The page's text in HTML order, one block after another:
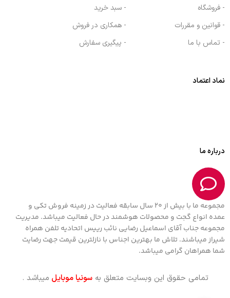
- فروشگاه
- قوانین و مقررات
- تماس با ما
- سبد خرید
- همکاری در فروش
- پیگیری سفارش
نماد اعتماد
درباره ما
مجموعه ما با بیش از 20 سال سابقه فعالیت در زمینه فروش تکی و
عمده انواع گجت و محصولات هوشمند در حال فعالیت میباشد. مدیریت
مجموعه جناب آقای اسماعیل رضایی نائب رییس اتحادیه تلفن همراه
شیراز میباشند. تلاش ما بهترین اجناس با نازلترین قیمت جهت رضایت
شما همراهان گرامی میباشد.
تمامی حقوق این وبسایت متعلق بهسونیا موبایل میباشد .